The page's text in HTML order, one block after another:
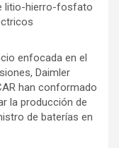
litio-hierro-fosfato
enfocada en el
Daimler
han conformado
la producción de
de baterías en